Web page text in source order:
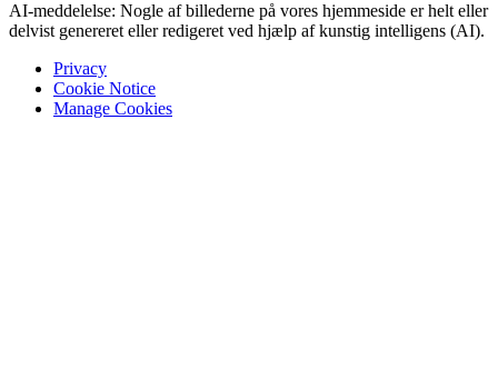
AI-meddelelse: Nogle af billederne på vores hjemmeside er helt eller
delvist genereret eller redigeret ved hjælp af kunstig intelligens (AI).
Privacy
Cookie Notice
Manage Cookies